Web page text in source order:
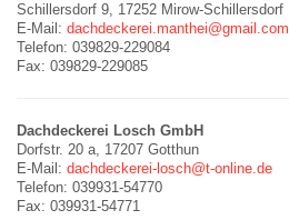
Schillersdorf 9, 17252 Mirow-Schillersdorf
E-Mail: dachdeckerei.manthei@gmail.com
Telefon: 039829-229084
Fax: 039829-229085
Dachdeckerei Losch GmbH
Dorfstr. 20 a, 17207 Gotthun
E-Mail: dachdeckerei-losch@t-online.de
Telefon: 039931-54770
Fax: 039931-54771